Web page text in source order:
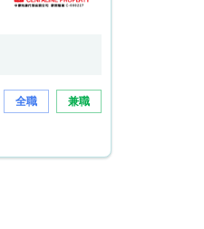
全職 兼職